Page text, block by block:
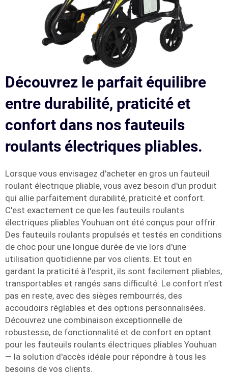
Découvrez le parfait équilibre
entre durabilité, praticité et
confort dans nos fauteuils
roulants électriques pliables.
Lorsque vous envisagez d'acheter en gros un fauteuil
roulant électrique pliable, vous avez besoin d'un produit
qui allie parfaitement durabilité, praticité et confort.
C'est exactement ce que les fauteuils roulants
électriques pliables Youhuan ont été conçus pour offrir.
Des fauteuils roulants propulsés et testés en conditions
de choc pour une longue durée de vie lors d'une
utilisation quotidienne par vos clients. Et tout en
gardant la praticité à l'esprit, ils sont facilement pliables,
transportables et rangés sans difficulté. Le confort n'est
pas en reste, avec des sièges rembourrés, des
accoudoirs réglables et des options personnalisées.
Découvrez une combinaison exceptionnelle de
robustesse, de fonctionnalité et de confort en optant
pour les fauteuils roulants électriques pliables Youhuan
— la solution d'accès idéale pour répondre à tous les
besoins de vos clients.